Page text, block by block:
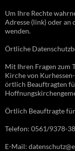
Um Ihre Rechte
Adresse (link) oder an
wenden.
Örtliche
Mit Ihren Fragen zum
Kirche von
örtlich Beauftragten
Örtlich Beauftragte
Telefon: 0561/9378-
E-Mail: